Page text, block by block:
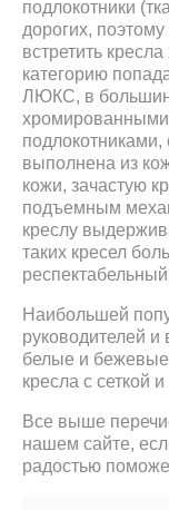
подлокотники
дорогих,
встретить
категорию
ЛЮКС, в
выполнена из
кожи, зачастую
подъемным
креслу
таких кресел
Наибольшей
руководителей и
белые и
кресла с сеткой
Все выше
нашем сайте,
радостью